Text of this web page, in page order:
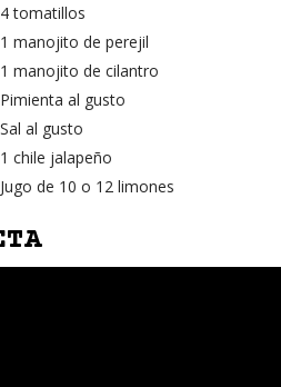
4 tomatillos
1 manojito de perejil
1 manojito de cilantro
Pimienta al gusto
Sal al gusto
1 chile jalapeño
Jugo de 10 o 12 limones